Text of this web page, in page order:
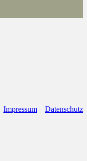
Impressum Datenschutz